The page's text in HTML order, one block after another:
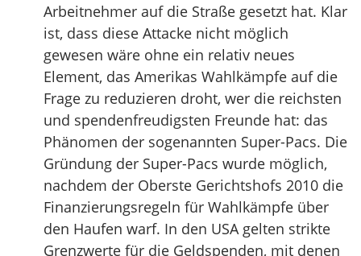
Arbeitnehmer auf die Straße gesetzt hat. Klar
ist, dass diese Attacke nicht möglich
gewesen wäre ohne ein relativ neues
Element, das Amerikas Wahlkämpfe auf die
Frage zu reduzieren droht, wer die reichsten
und spendenfreudigsten Freunde hat: das
Phänomen der sogenannten Super-Pacs. Die
Gründung der Super-Pacs wurde möglich,
nachdem der Oberste Gerichtshofs 2010 die
Finanzierungsregeln für Wahlkämpfe über
den Haufen warf. In den USA gelten strikte
Grenzwerte für die Geldspenden, mit denen